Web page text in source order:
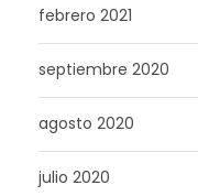
febrero 2021
septiembre 2020
agosto 2020
julio 2020